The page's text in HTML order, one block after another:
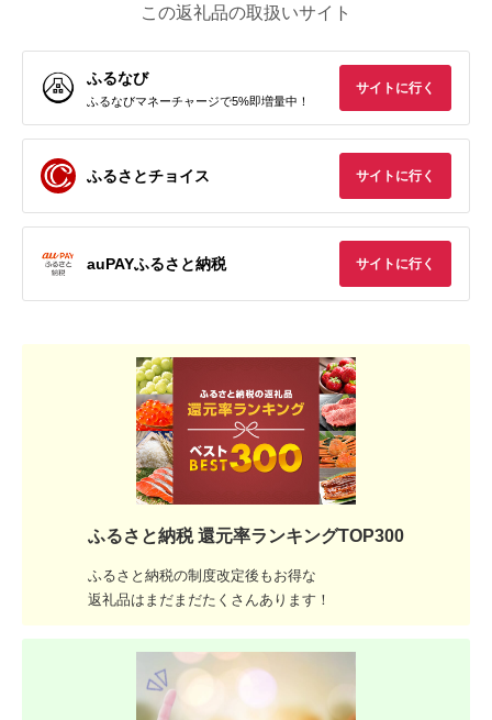
この返礼品の取扱いサイト
ふるなび
ふるなびマネーチャージで5%即増量中！
サイトに行く
ふるさとチョイス サイトに行く
auPAYふるさと納税 サイトに行く
ふるさと納税 還元率ランキングTOP300
ふるさと納税の制度改定後もお得な
返礼品はまだまだたくさんあります！